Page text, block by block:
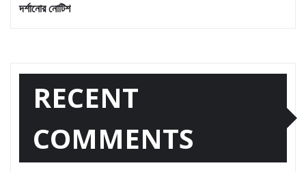
দর্শানোর নোটিশ
RECENT
COMMENTS